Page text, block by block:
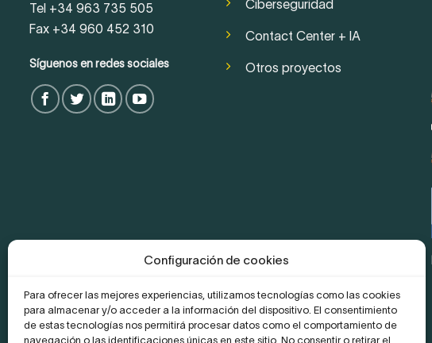
Configuración de cookies
Para ofrecer las mejores experiencias, utilizamos tecnologías como las cookies
para almacenar y/o acceder a la información del dispositivo. El consentimiento
de estas tecnologías nos permitirá procesar datos como el comportamiento de
navegación o las identificaciones únicas en este sitio. No consentir o retirar el
Tel +34 963 735 505
Fax +34 960 452 310
Síguenos en redes sociales
Ciberseguridad
Contact Center + IA
Otros proyectos